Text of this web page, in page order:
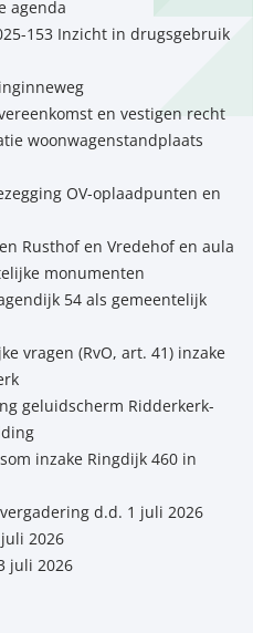
agenda
153 Inzicht in drugsgebruik
en vestigen recht
woonwagenstandplaats
OV-oplaadpunten en
Rusthof en Vredehof en aula
monumenten
54 als gemeentelijk
vragen (RvO, art. 41) inzake
geluidscherm Ridderkerk-
inzake Ringdijk 460 in
d.d. 1 juli 2026
2026
juli 2026